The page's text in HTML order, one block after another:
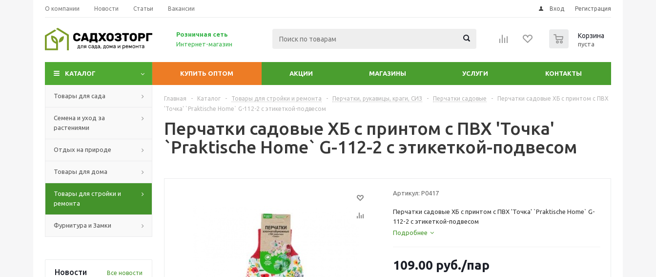
О компании Новости Статьи Вакансии Вход Регистрация
Розничная сеть
Интернет-магазин
Корзина
пуста
КАТАЛОГ КУПИТЬ ОПТОМ АКЦИИ МАГАЗИНЫ УСЛУГИ КОНТАКТЫ
Товары для сада
Семена и уход за
растениями
Отдых на природе
Товары для дома
Товары для стройки и
ремонта
Фурнитура и Замки
Новости Все новости
Главная - Каталог - Товары для стройки и ремонта - Перчатки, рукавицы, краги, СИЗ - Перчатки садовые -
Перчатки садовые ХБ с принтом с ПВХ
'Точка' `Praktische Home` G-112-2 с этикеткой-подвесом
Перчатки садовые ХБ с принтом с ПВХ 'Точка'
`Praktische Home` G-112-2 с этикеткой-подвесом
Артикул: Р0417
Перчатки садовые ХБ с принтом с ПВХ 'Точка' `Praktische Home` G-
112-2 с этикеткой-подвесом
Подробнее
109.00 руб./пар